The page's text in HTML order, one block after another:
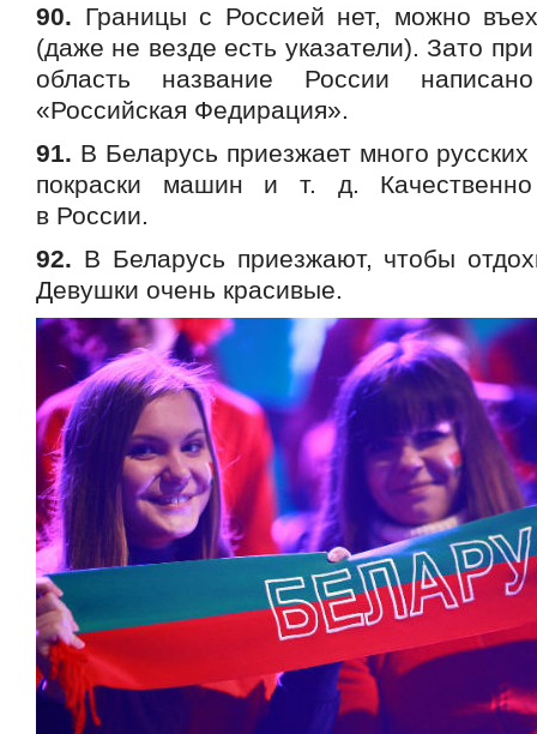
90. Границы с Россией нет, можно
(даже не везде есть указатели). Зато
область название России
«Российская Федирация».
91. В Беларусь приезжает много
покраски машин и т. д.
в России.
92. В Беларусь приезжают, чтобы
Девушки очень красивые.